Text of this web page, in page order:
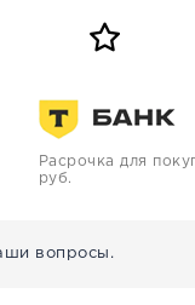
Расрочка для
руб.
вопросы.